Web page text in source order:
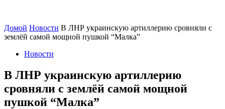
Домой Новости В ЛНР украинскую артиллерию сровняли с
землёй самой мощной пушкой “Малка”
Новости
В ЛНР украинскую артиллерию
сровняли с землёй самой мощной
пушкой “Малка”